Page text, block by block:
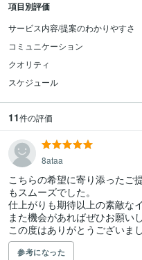
項目別評価
サービス内容/提案のわかりやすさ
コミュニケーション
クオリティ
スケジュール
11件の評価
8ataa
こちらの希望に寄り添ったご
もスムーズでした。
仕上がりも期待以上の素敵な
また機会があればぜひお願い
この度はありがとうございま
参考になった